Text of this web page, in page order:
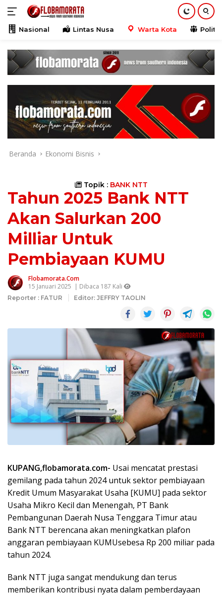
Langsung
kontenNasional Lintas Nusa Warta Kota Politik
Beranda Ekonomi Bisnis
Topik : BANK NTT
Tahun 2025 Bank NTT
Akan Salurkan 200
Milliar Untuk
Pembiayaan KUMU
Flobamorata.com
15 Januari 2025 | Dibaca 187 Kali
Reporter : FATUR Editor: JEFFRY TAOLIN
KUPANG,flobamorata.com- Usai mencatat prestasi
gemilang pada tahun 2024 untuk sektor pembiayaan
Kredit Umum Masyarakat Usaha [KUMU] pada sektor
Usaha Mikro Kecil dan Menengah, PT Bank
Pembangunan Daerah Nusa Tenggara Timur atau
Bank NTT berencana akan meningkatkan plafon
anggaran pembiayaan KUMUsebesa Rp 200 miliar pada
tahun 2024.
Bank NTT juga sangat mendukung dan terus
memberikan kontribusi nyata dalam pemberdayaan